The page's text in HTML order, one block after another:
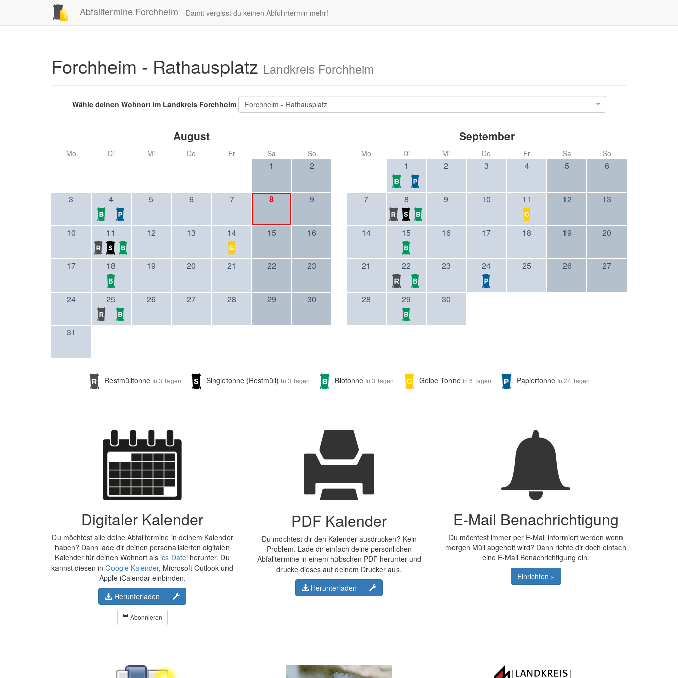
Abfalltermine Forchheim Damit vergisst du keinen Abfuhrtermin mehr!
Forchheim - Rathausplatz Landkreis Forchheim
Wähle deinen Wohnort im Landkreis Forchheim Forchheim - Rathausplatz
August
Mo Di Mi Do Fr Sa So
1 2
3 4 5 6 7 8 9
10 11 12 13 14 15 16
17 18 19 20 21 22 23
24 25 26 27 28 29 30
31
September
Mo Di Mi Do Fr Sa So
1 2 3 4 5 6
7 8 9 10 11 12 13
14 15 16 17 18 19 20
21 22 23 24 25 26 27
28 29 30
Restmülltonne In 3 Tagen Singletonne (Restmüll) In 3 Tagen Biotonne In 3 Tagen Gelbe Tonne In 6 Tagen Papiertonne In 24 Tagen
Digitaler Kalender
Du möchtest alle deine Abfalltermine in deinem Kalender
haben? Dann lade dir deinen personalisierten digitalen
Kalender für deinen Wohnort als ics Datei herunter. Du
kannst diesen in Google Kalender, Microsoft Outlook und
Apple iCalendar einbinden.
Herunterladen
Konfigurieren
Abonnieren
PDF Kalender
Du möchtest dir den Kalender ausdrucken? Kein
Problem. Lade dir einfach deine persönlichen
Abfalltermine in einem hübschen PDF herunter und
drucke dieses auf deinem Drucker aus.
Herunterladen
Konfigurieren
E-Mail Benachrichtigung
Du möchtest immer per E-Mail informiert werden wenn
morgen Müll abgeholt wird? Dann richte dir doch einfach
eine E-Mail Benachrichtigung ein.
Einrichten »